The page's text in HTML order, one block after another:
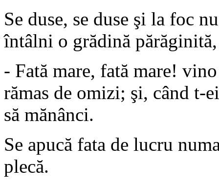
Se duse, se duse şi la foc
întâlni o grădină
- Fată mare, fată mare!
rămas de omizi; şi, când t-
să mănânci.
Se apucă fata de lucru
plecă.